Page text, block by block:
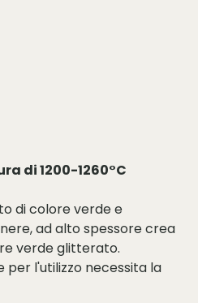
di 1200-1260°C
di colore verde e
ad alto spessore crea
verde glitterato.
per l'utilizzo necessita la